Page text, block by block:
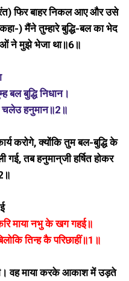
फिर बाहर निकल आए और उसे
) मैंने तुम्हारे बुद्धि-बल का भेद
ने मुझे भेजा था॥6॥
बल बुद्धि निधान।
चलेउ हनुमान॥2॥
करोगे, क्योंकि तुम बल-बुद्धि के
गई, तब हनुमान्‌जी हर्षित होकर
माया नभु के खग गहई॥
तिन्ह कै परिछाहीं॥1॥
वह माया करके आकाश में उड़ते